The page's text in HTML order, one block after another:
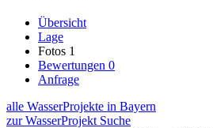
Übersicht
Lage
Fotos 1
Bewertungen 0
Anfrage
alle WasserProjekte in Bayern
zur WasserProjekt Suche